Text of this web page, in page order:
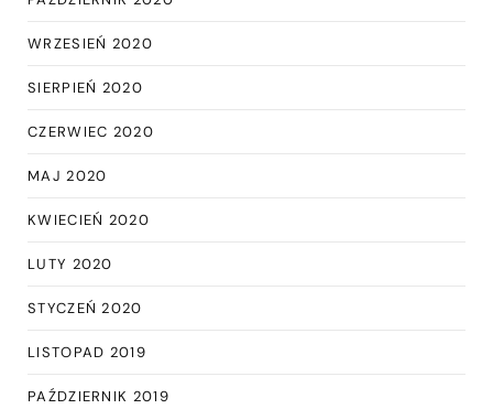
WRZESIEŃ 2020
SIERPIEŃ 2020
CZERWIEC 2020
MAJ 2020
KWIECIEŃ 2020
LUTY 2020
STYCZEŃ 2020
LISTOPAD 2019
PAŹDZIERNIK 2019